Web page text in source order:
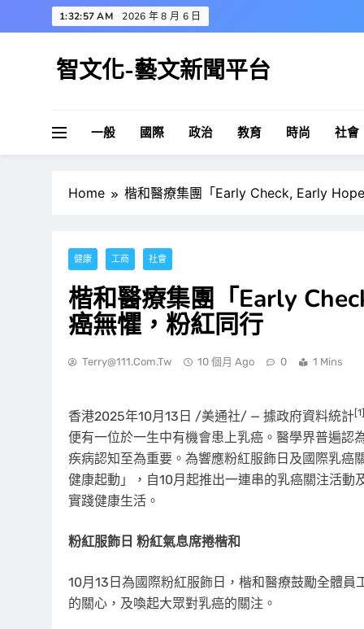
to
1:32:58 AM 2026 年 8 月 6 日
智文化-藝文新聞平台
一般 國際 政治 教育 時尚 社會
Home 楷和醫療集團「Early Check, Early
健康 工商 社會
楷和醫療集團「Early
癌無懼，粉紅同行
Terry@111.com.tw 10 個月 Ago 0 1 Mins
香港2025年10月13日 /美通社/ — 據政府資料統計[1]
便有一位於一生中有機會患上乳癌。醫學界普遍認
疾病認知至為重要。為響應粉紅服飾日及國際乳
健康起動」，自10月起推出一連串的乳癌關注活
實踐健康生活。
粉紅服飾日 粉紅氣息席捲楷和
10月13日為國際粉紅服飾日，楷和醫療鼓勵全體
的關心，及喚起大眾對乳癌的關注。